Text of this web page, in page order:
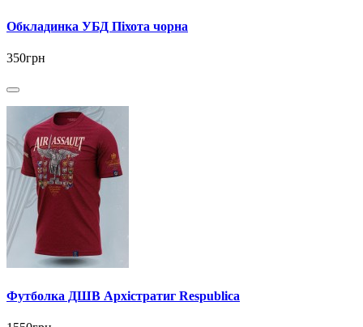
Обкладинка УБД Піхота чорна
350грн
Футболка ДШВ Архістратиг Respublica